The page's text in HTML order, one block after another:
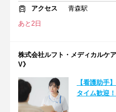
アクセス
青森駅
あと2日
株式会社ルフト・メディカルケ
V》
【看護助手
タイム歓迎